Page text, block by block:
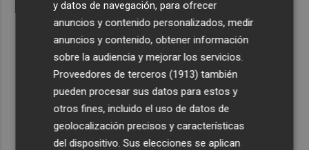
y datos de navegación, para ofrecer
anuncios y contenido personalizados, medir
anuncios y contenido, obtener información
sobre la audiencia y mejorar los servicios.
Proveedores de terceros (1913) también
pueden procesar sus datos para estos y
otros fines, incluido el uso de datos de
geolocalización precisos y características
del dispositivo. Sus elecciones se aplican